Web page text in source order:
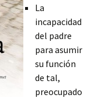
La
incapacidad
del padre
para asumir
su función
de tal,
preocupado